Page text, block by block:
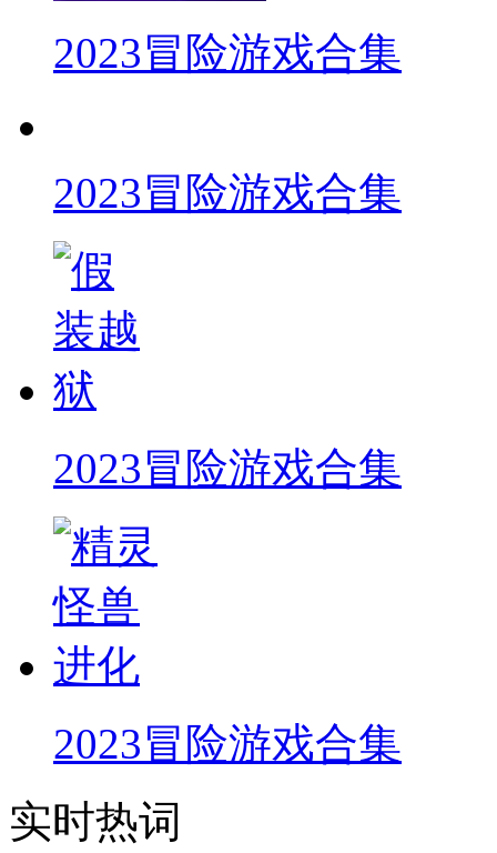
2023冒险游戏合集
2023冒险游戏合集
2023冒险游戏合集
2023冒险游戏合集
实时热词